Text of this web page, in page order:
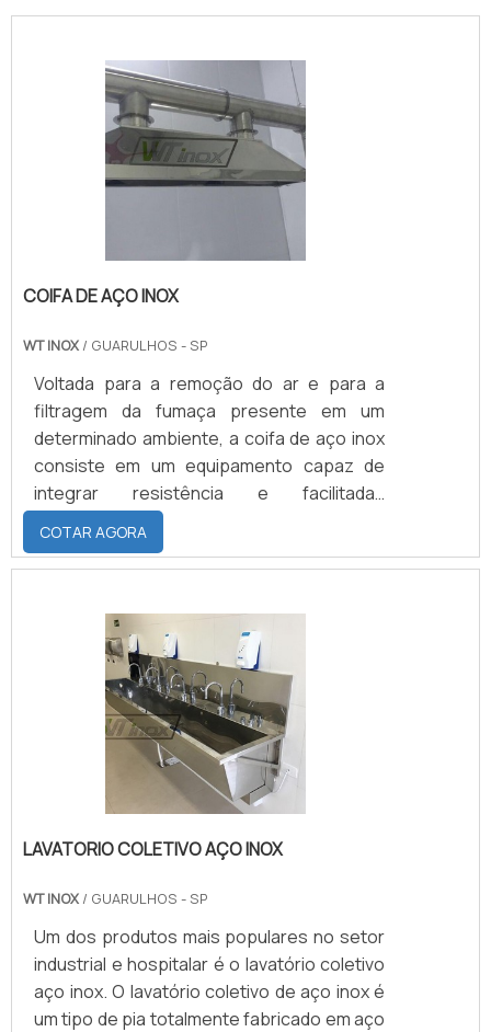
pequenos buracos nas extremidades. A
empresa fornece seis meses de garantia
após emissão de nota fiscal contra
defeitos de fabricação, e não se
responsabiliza pela má utilização do
material.Solicite agora mesmo uma
cotação pelo portal Soluções Industriais....
COIFA DE AÇO INOX
WT INOX / GUARULHOS - SP
Voltada para a remoção do ar e para a
filtragem da fumaça presente em um
determinado ambiente, a coifa de aço inox
consiste em um equipamento capaz de
integrar resistência e facilitadas
capacidades de higiene e limpeza em
qualquer uma de suas
aplicações.Justamente por ser formatada
propriedades que não a permitem sofrer
com o acúmulo de poeira, resíduos e
sujeira em suas paredes internas.A coifa
de aço tem como principal função a
eliminação de gordura e odores .
COTAR AGORA
LAVATORIO COLETIVO AÇO INOX
WT INOX / GUARULHOS - SP
Um dos produtos mais populares no setor
industrial e hospitalar é o lavatório coletivo
aço inox. O lavatório coletivo de aço inox é
um tipo de pia totalmente fabricado em aço